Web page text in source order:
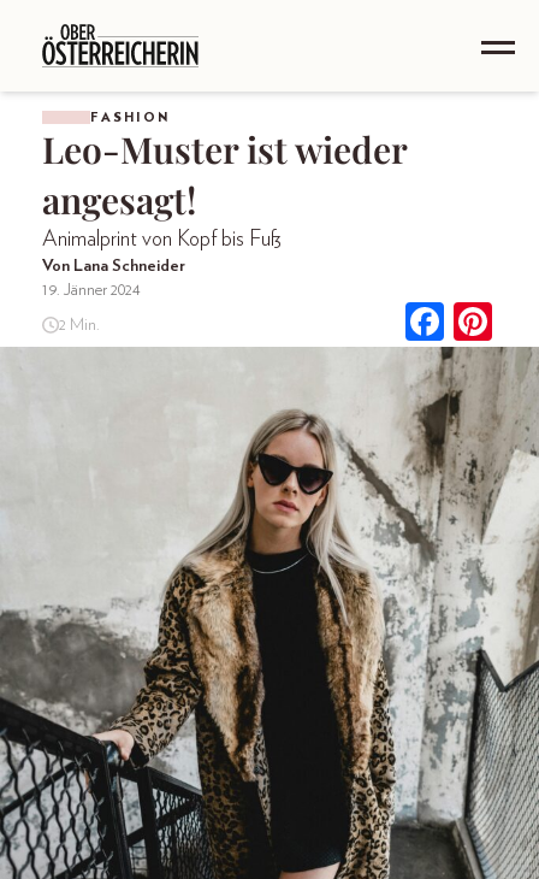
FASHION
Leo-Muster ist wieder
angesagt!
Animalprint von Kopf bis Fuß
Von Lana Schneider
19. Jänner 2024
2 Min.